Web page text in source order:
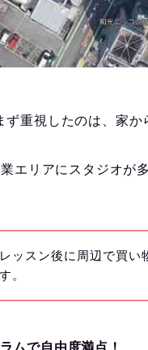
ず重視したのは、家か
エリアにスタジオが
レッスン後に周辺で買い
す。